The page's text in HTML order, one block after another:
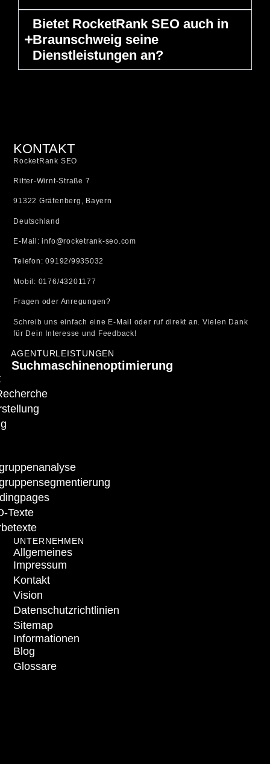
Bietet RocketRank SEO auch in
Braunschweig seine
Dienstleistungen an?
KONTAKT
RocketRank SEO
Ritter-Wirnt-Straße 7
91322 Gräfenberg, Bayern
Deutschland
E-Mail: info@rocketrank-seo.com
Telefon: 09192/9935032
Mobil: 0176/43201177
Fragen oder Anregungen?
Schreib uns einfach eine E-Mail oder ruf direkt an. Vielen Dank
für Dein Interesse und Feedback!
AGENTURLEISTUNGEN
Suchmaschinenoptimierung
Texte
UNTERNEHMEN
Allgemeines
Impressum
Kontakt
Vision
Datenschutzrichtlinien
Sitemap
Informationen
Blog
Glossare